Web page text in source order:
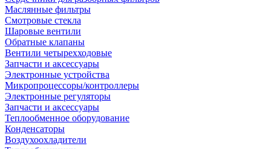
Маслянные фильтры
Смотровые стекла
Шаровые вентили
Обратные клапаны
Вентили четырехходовые
Запчасти и аксессуары
Электронные устройства
Микропроцессоры/контроллеры
Электронные регуляторы
Запчасти и аксессуары
Теплообменное оборудование
Конденсаторы
Воздухоохладители